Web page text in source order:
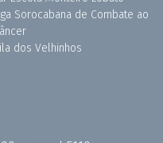
Sorocabana de Combate ao
dos Velhinhos